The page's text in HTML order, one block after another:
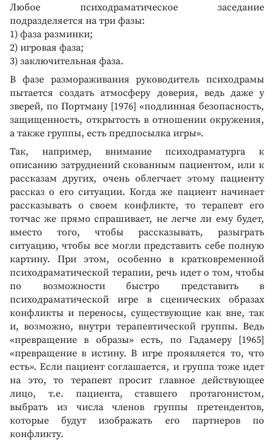
Любое психодраматическое заседание
подразделяется на три фазы:
1) фаза разминки;
2) игровая фаза;
3) заключительная фаза.
В фазе размораживания руководитель психодрамы
пытается создать атмосферу доверия, ведь даже у
зверей, по Портману [1976] «подлинная безопасность,
защищенность, открытость в отношении окружения,
а также группы, есть предпосылка игры».
Так, например, внимание психодраматурга к
описанию затруднений скованным пациентом, или к
рассказам других, очень облегчает этому пациенту
рассказ о его ситуации. Когда же пациент начинает
рассказывать о своем конфликте, то терапевт его
тотчас же прямо спрашивает, не легче ли ему будет,
вместо того, чтобы рассказывать, разыграть
ситуацию, чтобы все могли представить себе полную
картину. При этом, особенно в кратковременной
психодраматической терапии, речь идет о том, чтобы
по возможности быстро представить в
психодраматической игре в сценических образах
конфликты и переносы, существующие как вне, так
и, возможно, внутри терапевтической группы. Ведь
«превращение в образы» есть, по Гадамеру [1965]
«превращение в истину. В игре проявляется то, что
есть». Если пациент соглашается, и группа тоже идет
на это, то терапевт просит главное действующее
лицо, т.е. пациента, ставшего протагонистом,
выбрать из числа членов группы претендентов,
которые будут изображать его партнеров по
конфликту.